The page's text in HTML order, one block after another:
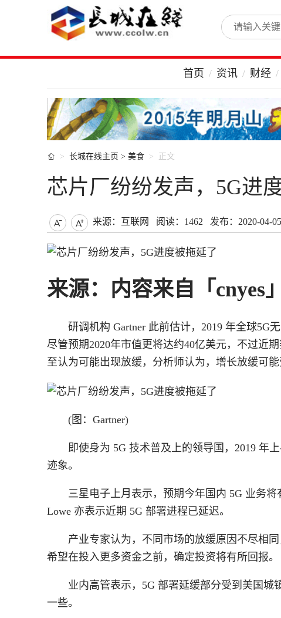
首页 资讯 财经
 长城在线主页 > 美食 正文
芯片厂纷纷发声，5G进
  来源：互联网 阅读：1462 发布：2020-04-
来源：内容来自「cnyes
研调机构 Gartner 此前估计，2019 年全球5G
尽管预期2020年市值更将达约40亿美元，不过近
至认为可能出现放缓，分析师认为，增长放缓可能
(图： Gartner)
即使身为 5G 技术普及上的领导国，2019 年
迹象。
三星电子上月表示，预期今年国内 5G 业务
Lowe 亦表示近期 5G 部署进程已延迟。
产业专家认为，不同市场的放缓原因不尽相
希望在投入更多资金之前，确定投资将有所回报。
业内高管表示，5G 部署延缓部分受到美国
一些。